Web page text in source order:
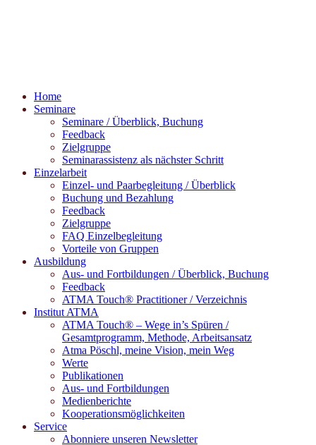
Home
Seminare
Seminare / Überblick, Buchung
Feedback
Zielgruppe
Seminarassistenz als nächster Schritt
Einzelarbeit
Einzel- und Paarbegleitung / Überblick
Buchung und Bezahlung
Feedback
Zielgruppe
FAQ Einzelbegleitung
Vorteile von Gruppen
Ausbildung
Aus- und Fortbildungen / Überblick, Buchung
Feedback
ATMA Touch® Practitioner / Verzeichnis
Institut ATMA
ATMA Touch® – Wege in’s Spüren /
Gesamtprogramm, Methode, Arbeitsansatz
Atma Pöschl, meine Vision, mein Weg
Werte
Publikationen
Aus- und Fortbildungen
Medienberichte
Kooperationsmöglichkeiten
Service
Abonniere unseren Newsletter